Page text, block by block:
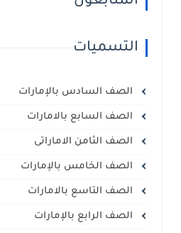
التسميات
الصف السادس بالإمارات
الصف السابع بالامارات
الصف الثامن الاماراتى
الصف الخامس بالإمارات
الصف التاسع بالامارات
الصف الرابع بالإمارات